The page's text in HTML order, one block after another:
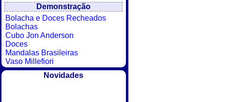
Demonstração
Bolacha e Doces Recheados
Bolachas
Cubo Jon Anderson
Doces
Mandalas Brasileiras
Vaso Millefiori
Novidades